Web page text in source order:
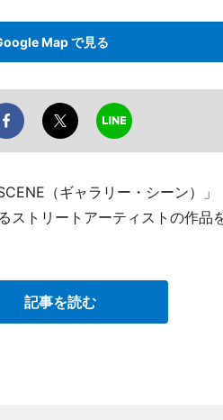
Map で見る
（ギャラリー・シーン）
トリートアーティストの作品
記事を読む